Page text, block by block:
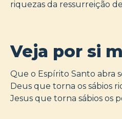
riquezas da ressurreição
Veja por si
Que o Espírito Santo abra
Deus que torna os sábios
Jesus que torna sábios os